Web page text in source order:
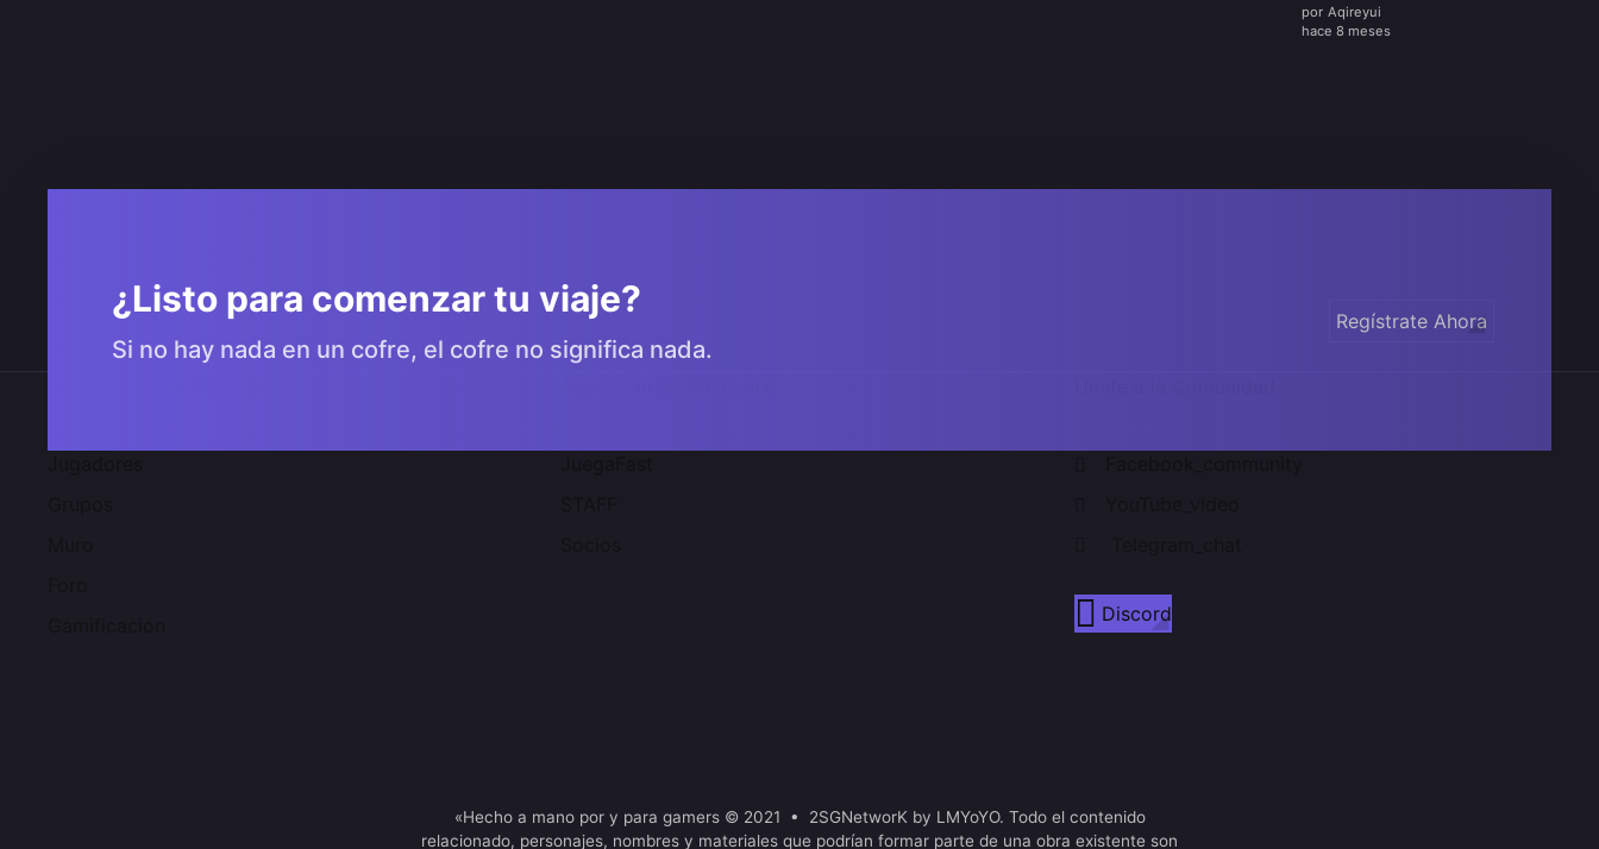
por Aqireyui
hace 8 meses
¿Listo para comenzar tu viaje?
Si no hay nada en un cofre, el cofre no significa nada.
Regístrate Ahora
Discord
«Hecho a mano por y para gamers © 2021 • 2SGNetworK by LMYoYO. Todo el contenido
relacionado, personajes, nombres y materiales que podrían formar parte de una obra existente son